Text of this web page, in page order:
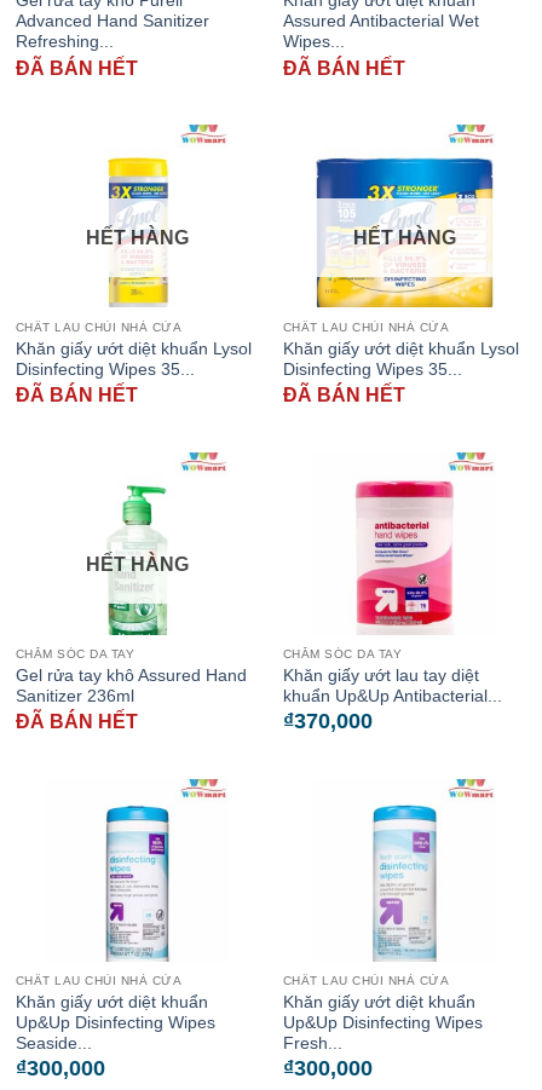
Advanced Hand Sanitizer
Refreshing...
ĐÃ BÁN HẾT
Assured Antibacterial Wet
Wipes...
ĐÃ BÁN HẾT
HẾT HÀNG
CHẤT LAU CHÙI NHÀ CỬA
Khăn giấy ướt diệt khuẩn Lysol
Disinfecting Wipes 35...
ĐÃ BÁN HẾT
HẾT HÀNG
CHẤT LAU CHÙI NHÀ CỬA
Khăn giấy ướt diệt khuẩn Lysol
Disinfecting Wipes 35...
ĐÃ BÁN HẾT
HẾT HÀNG
CHĂM SÓC DA TAY
Gel rửa tay khô Assured Hand
Sanitizer 236ml
ĐÃ BÁN HẾT
CHĂM SÓC DA TAY
Khăn giấy ướt lau tay diệt
khuẩn Up&Up Antibacterial...
₫370,000
CHẤT LAU CHÙI NHÀ CỬA
Khăn giấy ướt diệt khuẩn
Up&Up Disinfecting Wipes
Seaside...
₫300,000
CHẤT LAU CHÙI NHÀ CỬA
Khăn giấy ướt diệt khuẩn
Up&Up Disinfecting Wipes
Fresh...
₫300,000